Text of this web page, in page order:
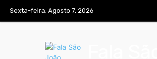
Sexta-feira, Agosto 7, 2026